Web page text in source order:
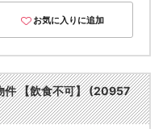
お気に入りに追加
件 【飲食不可】 (20957